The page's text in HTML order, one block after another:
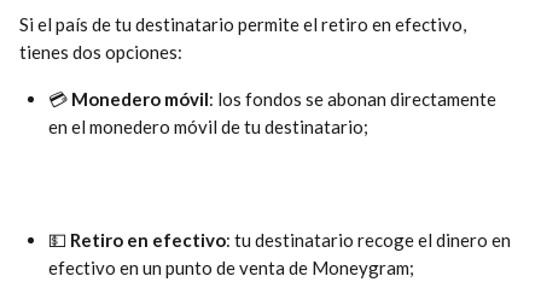
Si el país de tu destinatario permite el retiro en efectivo,
tienes dos opciones:
💳 Monedero móvil: los fondos se abonan directamente
en el monedero móvil de tu destinatario;
💵 Retiro en efectivo: tu destinatario recoge el dinero en
efectivo en un punto de venta de Moneygram;